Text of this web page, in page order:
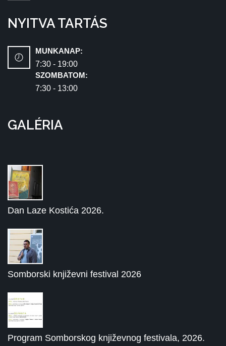
NYITVA TARTÁS
MUNKANAP:
7:30 - 19:00
SZOMBATOM:
7:30 - 13:00
GALÉRIA
Dan Laze Kostića 2026.
Somborski književni festival 2026
Program Somborskog književnog festivala, 2026.